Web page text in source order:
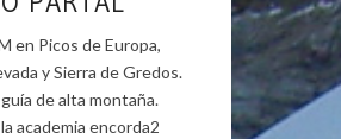
en Picos de Europa,
y Sierra de Gredos.
de alta montaña.
academia encorda2